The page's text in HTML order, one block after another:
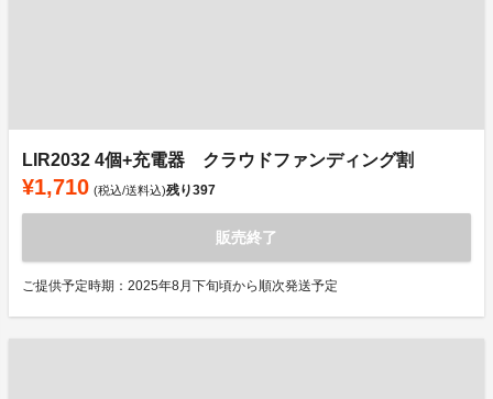
LIR2032 4個+充電器 クラウドファンディング割
¥1,710 (税込/送料込)残り397
販売終了
ご提供予定時期：2025年8月下旬頃から順次発送予定